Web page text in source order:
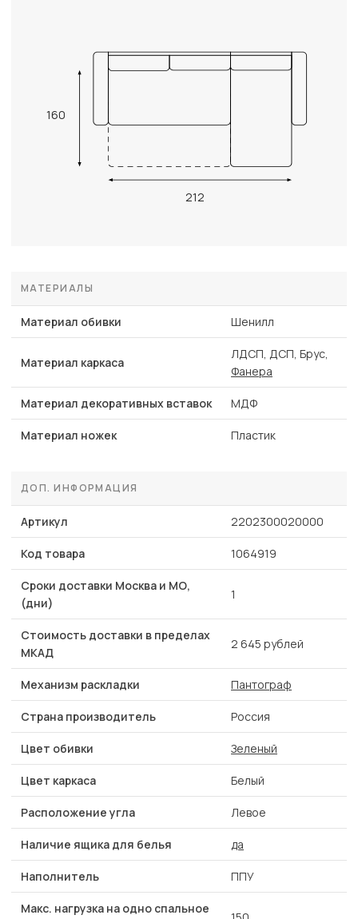
160
212
МАТЕРИАЛЫ
Материал обивки Шенилл
Материал каркаса
ЛДСП, ДСП, Брус,
Фанера
Материал декоративных вставок МДФ
Материал ножек Пластик
ДОП. ИНФОРМАЦИЯ
Артикул 2202300020000
Код товара 1064919
Сроки доставки Москва и МО,
(дни)
1
Стоимость доставки в пределах
МКАД
2 645 рублей
Механизм раскладки Пантограф
Страна производитель Россия
Цвет обивки Зеленый
Цвет каркаса Белый
Расположение угла Левое
Наличие ящика для белья да
Наполнитель ППУ
Макс. нагрузка на одно спальное